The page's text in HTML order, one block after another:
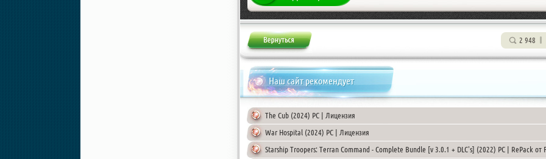
2 948
Наш сайт рекомендует
The Cub (2024) PC | Лицензия
War Hospital (2024) PC | Лицензия
Starship Troopers: Terran Command - Complete Bundle [v 3.0.1 + DLC's] (2022) PC | RePack от